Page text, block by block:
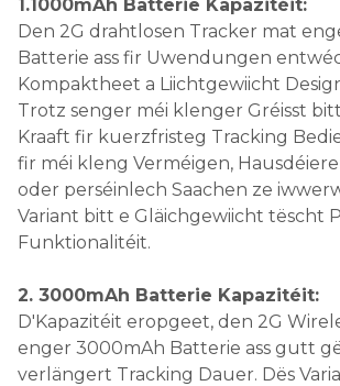
1.1000mAh Batterie Kapazitéit:
Den 2G drahtlosen Tracker mat
Batterie ass fir Uwendungen
Kompaktheet a Liichtgewiicht
Trotz senger méi klenger Gréisst
Kraaft fir kuerzfristeg Tracking
fir méi kleng Verméigen,
oder perséinlech Saachen ze
Variant bitt e Gläichgewiicht tëscht
Funktionalitéit.
2. 3000mAh Batterie Kapazitéit:
D'Kapazitéit eropgeet, den 2G
enger 3000mAh Batterie ass gutt
verlängert Tracking Dauer. Dës